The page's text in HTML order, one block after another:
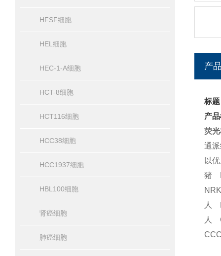
HFSF细胞
HEL细胞
HEC-1-A细胞
HCT-8细胞
HCT116细胞
HCC38细胞
HCC1937细胞
HBL100细胞
肾癌细胞
肺癌细胞
产
标
产
荧
通
以
猪
人
人